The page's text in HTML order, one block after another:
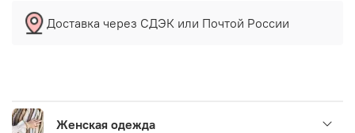
Доставка через СДЭК или Почтой России
Женская одежда